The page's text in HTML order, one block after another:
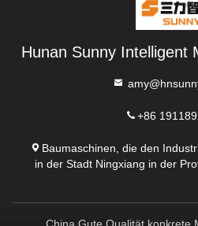
Hunan Sunny Intelligent
+86
Baumaschinen, die den
in der Stadt Ningxiang in der